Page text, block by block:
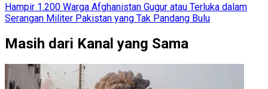
Hampir 1.200 Warga Afghanistan Gugur atau Terluka dalam
Serangan Militer Pakistan yang Tak Pandang Bulu
Masih dari Kanal yang Sama